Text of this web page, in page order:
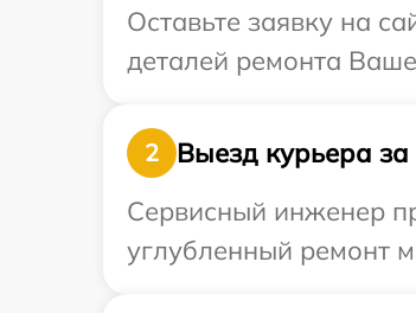
Оставьте заявку на
деталей ремонта
2
Выезд курьера за
Сервисный инженер
углубленный ремонт